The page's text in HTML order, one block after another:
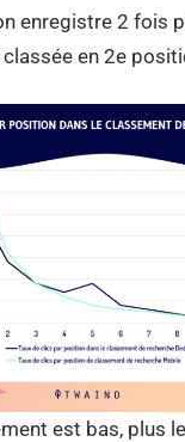
enregistre 2 fois
classée en 2e
est bas, plus